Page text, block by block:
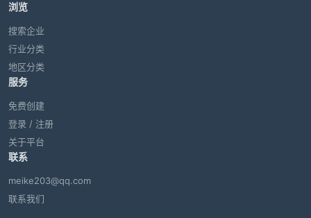
浏览
搜索企业
行业分类
地区分类
服务
免费创建
登录 / 注册
关于平台
联系
meike203@qq.com
联系我们